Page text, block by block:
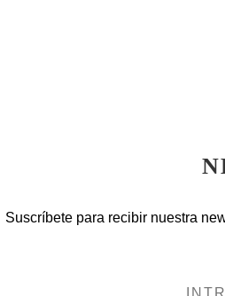
Suscríbete para recibir nuestra